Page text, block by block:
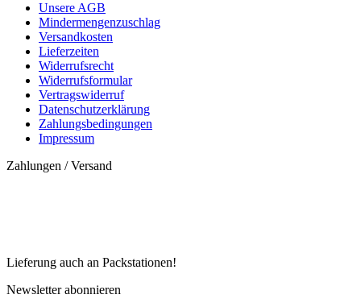
Unsere AGB
Mindermengenzuschlag
Versandkosten
Lieferzeiten
Widerrufsrecht
Widerrufsformular
Vertragswiderruf
Datenschutzerklärung
Zahlungsbedingungen
Impressum
Zahlungen / Versand
Lieferung auch an Packstationen!
Newsletter abonnieren